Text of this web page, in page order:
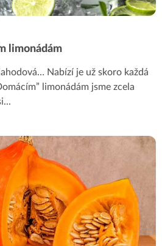
limonádám
Nabízí je už skoro každá
limonádám jsme zcela
...